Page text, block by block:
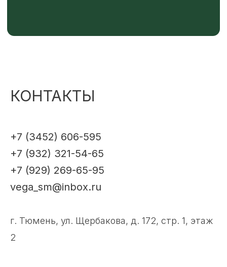
КОНТАКТЫ
+7 (3452) 606-595
+7 (932) 321-54-65
+7 (929) 269-65-95
vega_sm@inbox.ru
г. Тюмень, ул. Щербакова, д. 172, стр. 1, этаж
2